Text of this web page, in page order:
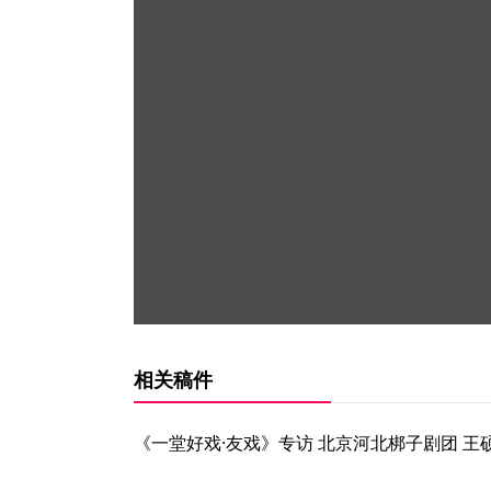
相关稿件
《一堂好戏·友戏》专访 北京河北梆子剧团 王